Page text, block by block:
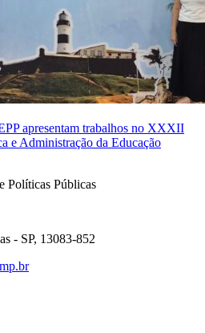
apresentam trabalhos no XXXII
e Administração da Educação
Políticas Públicas
- SP, 13083-852